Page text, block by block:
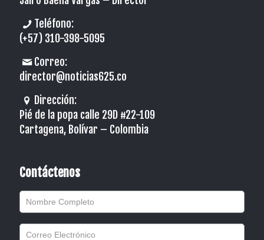
Teléfono:
(+57) 310-398-5095
Correo:
director@noticias625.co
Dirección:
Pié de la popa calle 29D #22-109
Cartagena, Bolívar – Colombia
Contáctenos